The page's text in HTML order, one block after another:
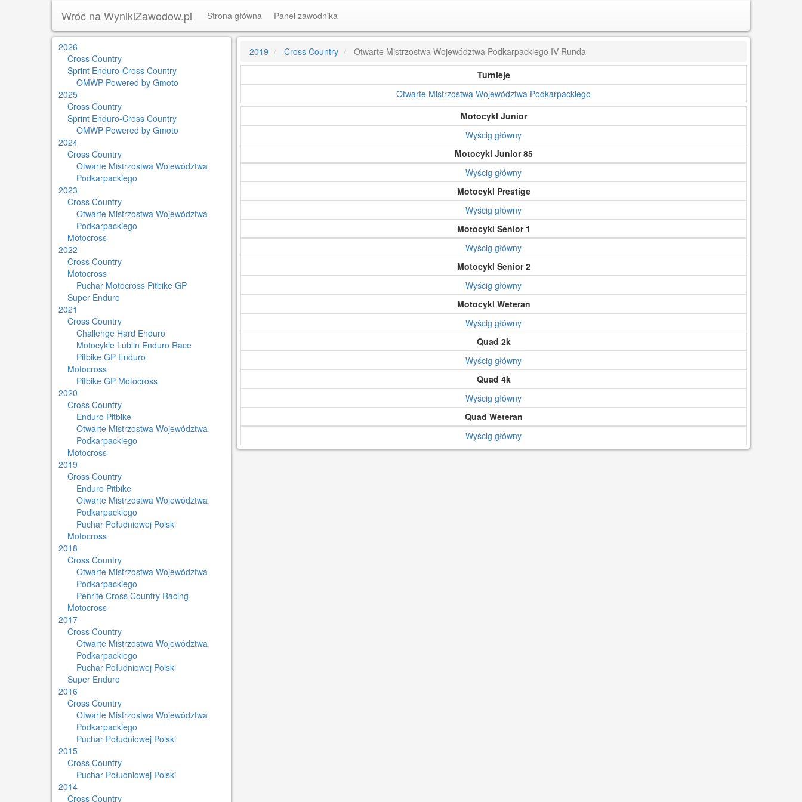
Wróć na WynikiZawodow.pl Strona główna Panel zawodnika
2026
Cross Country
Sprint Enduro-Cross Country
OMWP Powered by Gmoto
2025
Cross Country
Sprint Enduro-Cross Country
OMWP Powered by Gmoto
2024
Cross Country
Otwarte Mistrzostwa Województwa
Podkarpackiego
2023
Cross Country
Otwarte Mistrzostwa Województwa
Podkarpackiego
Motocross
2022
Cross Country
Motocross
Puchar Motocross Pitbike GP
Super Enduro
2021
Cross Country
Challenge Hard Enduro
Motocykle Lublin Enduro Race
Pitbike GP Enduro
Motocross
Pitbike GP Motocross
2020
Cross Country
Enduro Pitbike
Otwarte Mistrzostwa Województwa
Podkarpackiego
Motocross
2019
Cross Country
Enduro Pitbike
Otwarte Mistrzostwa Województwa
Podkarpackiego
Puchar Południowej Polski
Motocross
2018
Cross Country
Otwarte Mistrzostwa Województwa
Podkarpackiego
Penrite Cross Country Racing
Motocross
2017
Cross Country
Otwarte Mistrzostwa Województwa
Podkarpackiego
Puchar Południowej Polski
Super Enduro
2016
Cross Country
Otwarte Mistrzostwa Województwa
Podkarpackiego
Puchar Południowej Polski
2015
Cross Country
Puchar Południowej Polski
2014
Cross Country
2019 Cross Country
Otwarte Mistrzostwa Województwa Podkarpackiego IV Runda
Turnieje
Otwarte Mistrzostwa Województwa Podkarpackiego
Motocykl Junior
Wyścig główny
Motocykl Junior 85
Wyścig główny
Motocykl Prestige
Wyścig główny
Motocykl Senior 1
Wyścig główny
Motocykl Senior 2
Wyścig główny
Motocykl Weteran
Wyścig główny
Quad 2k
Wyścig główny
Quad 4k
Wyścig główny
Quad Weteran
Wyścig główny